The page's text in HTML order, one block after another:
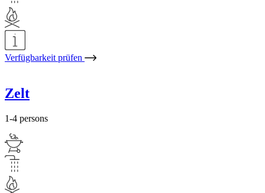
Verfügbarkeit prüfen
Zelt
1-4 persons